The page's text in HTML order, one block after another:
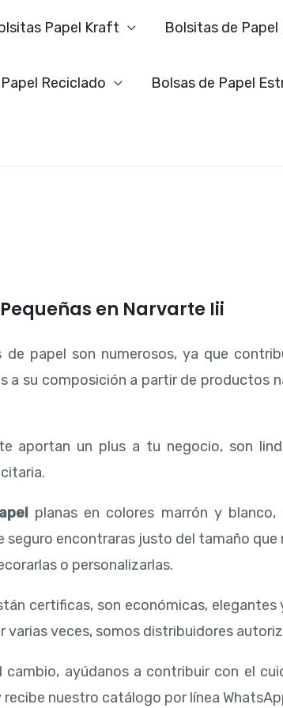
Papel Kraft Bolsitas de Papel
Reciclado Bolsas de Papel
en Narvarte Iii
de papel son numerosos, ya que
a su composición a partir de productos
aportan un plus a tu negocio, son
planas en colores marrón y blanco,
seguro encontraras justo del tamaño
o personalizarlas.
certificas, son económicas, elegantes
varias veces, somos distribuidores
cambio, ayúdanos a contribuir con el
nuestro catálogo por línea